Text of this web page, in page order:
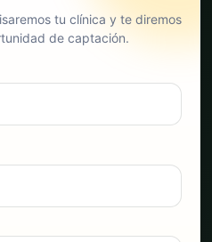
tu clínica y te diremos
de captación.